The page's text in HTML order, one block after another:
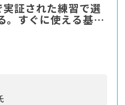
実証された練習で選
。すぐに使える基本